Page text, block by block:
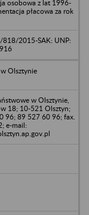
osobowa z lat 1996-
płacowa za rok
2015-SAK: UNP:
Olsztynie
w Olsztynie,
18; 10-521 Olsztyn;
96; 89 527 60 96; fax.
e-mail: